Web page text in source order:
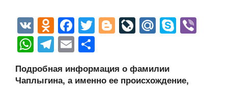
V
K
O
d
n
o
F
a
c
e
T
er
Bl
g
Li
J
M
u
S
e
W
at
T
e
E
ail р
Подробная информация о фамилии
Чаплыгина, а именно ее происхождение,